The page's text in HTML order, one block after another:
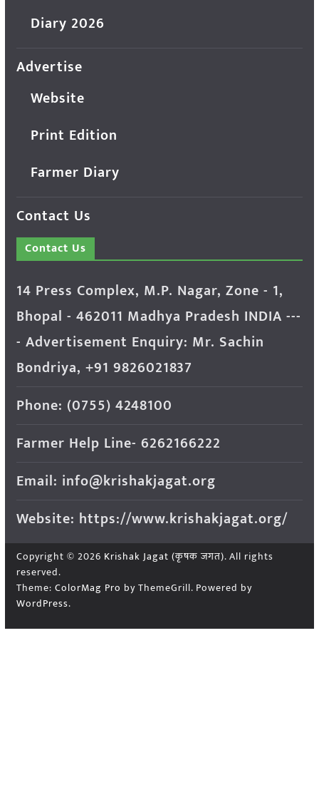
Diary 2026
Advertise
Website
Print Edition
Farmer Diary
Contact Us
Contact Us
14 Press Complex, M.P. Nagar, Zone - 1,
Bhopal - 462011 Madhya Pradesh INDIA ---
- Advertisement Enquiry: Mr. Sachin
Bondriya, +91 9826021837
Phone: (0755) 4248100
Farmer Help Line- 6262166222
Email: info@krishakjagat.org
Website: https://www.krishakjagat.org/
Copyright © 2026 Krishak Jagat (कृषक जगत). All rights
reserved.
Theme: ColorMag Pro by ThemeGrill. Powered by
WordPress.